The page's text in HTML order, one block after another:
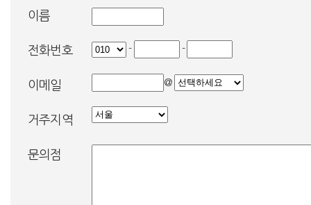
- -
@
이름
전화번호
이메일
거주지역
문의점